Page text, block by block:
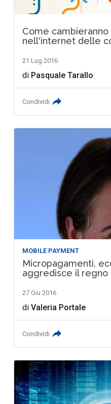
Come cambieranno
nell'internet delle
21 Lug 2016
di Pasquale Tarallo
Condividi
MOBILE PAYMENT
Micropagamenti,
aggredisce il regno
27 Giu 2016
diValeria Portale
Condividi